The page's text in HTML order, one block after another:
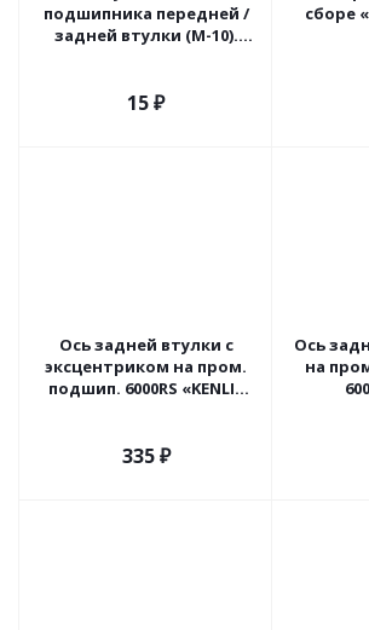
подшипника передней /
задней втулки (М-10).
15₽
сборе
Ось задней втулки с
эксцентриком на пром.
подшип. 6000RS «KENLI»
335₽
Ось
на